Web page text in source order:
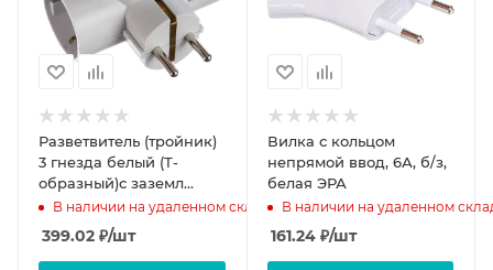
Разветвитель (тройник)
3 гнезда белый (Т-
образный)с заземл
Фотон АМ-16А
В наличии на удаленном складе
399.02 ₽/шт
Вилка с кольцом
непрямой ввод, 6А, б/з,
белая ЭРА
В наличии на удаленном
161.24₽/шт